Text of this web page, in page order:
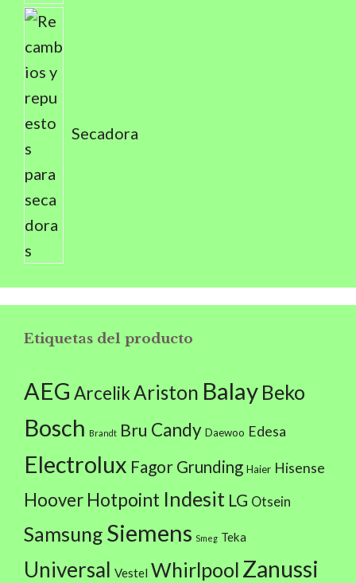
Secadora
Etiquetas del producto
AEG ArcelikAriston Balay Beko
Bosch Brandt Bru Candy Daewoo Edesa
Electrolux Fagor Grunding Haier Hisense
Hoover Hotpoint Indesit LG Otsein
Samsung Siemens Smeg Teka
Universal Vestel Whirlpool Zanussi